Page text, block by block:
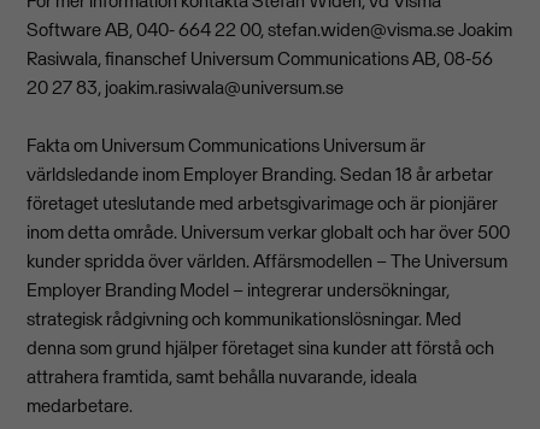
Software AB, 040- 664 22 00,stefan.widen@visma.seJoakim
Rasiwala, finanschef Universum Communications AB, 08-56
20 27 83, joakim.rasiwala@universum.se
Fakta om Universum Communications Universum är
världsledande inom Employer Branding. Sedan 18 år arbetar
företaget uteslutande med arbetsgivarimage och är pionjärer
inom detta område. Universum verkar globalt och har över 500
kunder spridda över världen. Affärsmodellen – The Universum
Employer Branding Model – integrerar undersökningar,
strategisk rådgivning och kommunikationslösningar. Med
denna som grund hjälper företaget sina kunder att förstå och
attrahera framtida, samt behålla nuvarande, ideala
medarbetare.